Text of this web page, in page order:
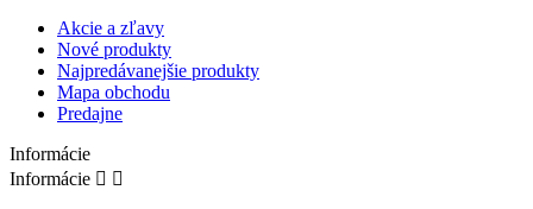
Akcie a zľavy
Nové produkty
Najpredávanejšie produkty
Mapa obchodu
Predajne
Informácie
Informácie  